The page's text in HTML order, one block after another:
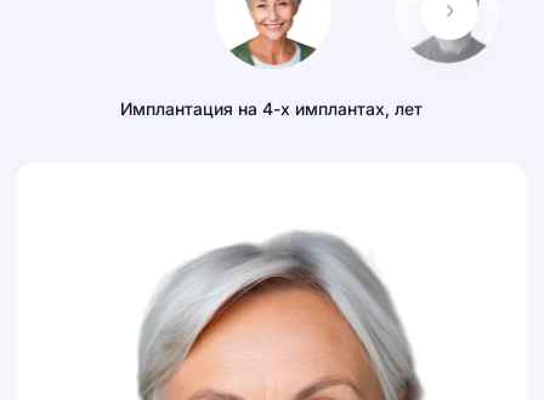
Имплантация на 4-х имплантах,лет